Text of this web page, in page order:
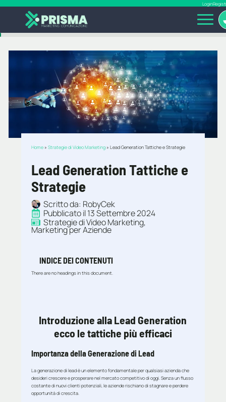
Login
Home»Strategie di Video Marketing»Lead Generation Tattiche e Strategie
Home»Strategie di Video Marketing»Lead Generation Tattiche e Strategie
Lead Generation Tattiche e
Strategie
Scritto da: RobyCek
Pubblicato il 13 Settembre 2024
Strategie di Video Marketing
Marketing per Aziende
INDICE DEI CONTENUTI
There are no headings in this document.
Introduzione alla Lead Generation
ecco le tattiche più efficaci
Importanza della Generazione di Lead
La generazione di lead è un elemento fondamentale per qualsiasi azienda che
desideri crescere e prosperare nel mercato competitivo di oggi. Senza un flusso
costante di nuovi clienti potenziali, le aziende rischiano di stagnare e perdere
opportunità di crescita.